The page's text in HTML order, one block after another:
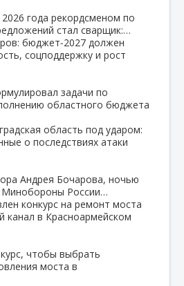
года рекордсменом по
стал сварщик:…
бюджет‑2027 должен
соцподдержку и рост
задачи по
областного бюджета
область под ударом:
о последствиях атаки
Андрея Бочарова, ночью
России…
конкурс на ремонт моста
канал в Красноармейском
чтобы выбрать
моста в